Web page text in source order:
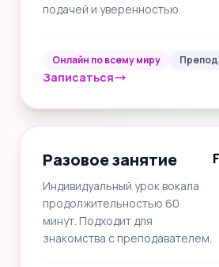
подачей и уверенностью.
Онлайн по всему миру
Записаться
Разовое занятие
Индивидуальный урок вокала
продолжительностью 60
минут. Подходит для
знакомства с преподавателем.